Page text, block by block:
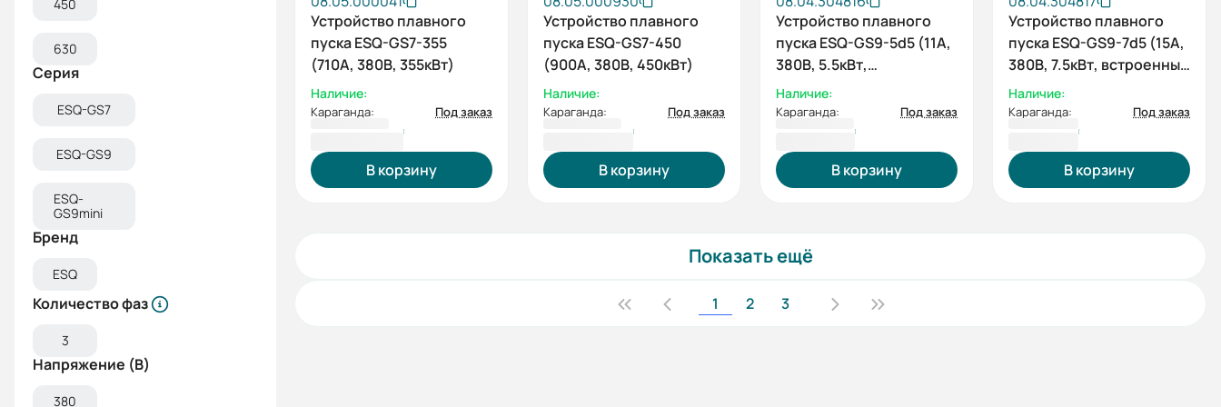
450
630
Серия
ESQ-GS7
ESQ-GS9
ESQ-
GS9mini
Бренд
ESQ
Количество фаз
3
Напряжение (В)
380
Устройство плавного
пуска ESQ-GS7-355
(710А, 380В, 355кВт)
Наличие:
Караганда: Под заказ
В корзину
Устройство плавного
пуска ESQ-GS7-450
(900А, 380В, 450кВт)
Наличие:
Караганда: Под заказ
В корзину
Устройство плавного
пуска ESQ-GS9-5d5 (11А,
380В, 5.5кВт,
встроенный
шунтирующий
контактор)
Наличие:
Караганда: Под заказ
В корзину
Устройство плавного
пуска ESQ-GS9-7d5 (15А,
380В, 7.5кВт, встроенный
шунтирующий
контактор)
Наличие:
Караганда: Под заказ
В корзину
Показать ещё
1 2 3